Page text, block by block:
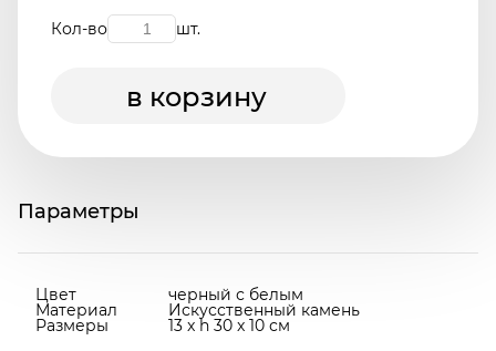
Кол-во шт.
в корзину
Параметры
Цвет черный с белым
Материал Искусственный камень
Размеры 13 x h 30 x 10 см